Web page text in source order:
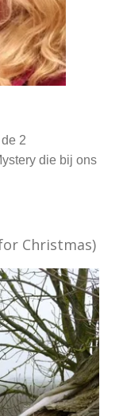
2
die bij ons
Christmas)